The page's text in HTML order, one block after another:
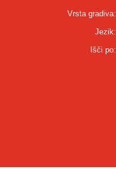
Vrsta gradiva:
Jezik:
Išči po: